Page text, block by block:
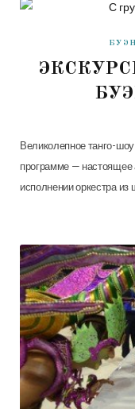
Великолепное танго-
программе — настоящее
исполнении оркестра из